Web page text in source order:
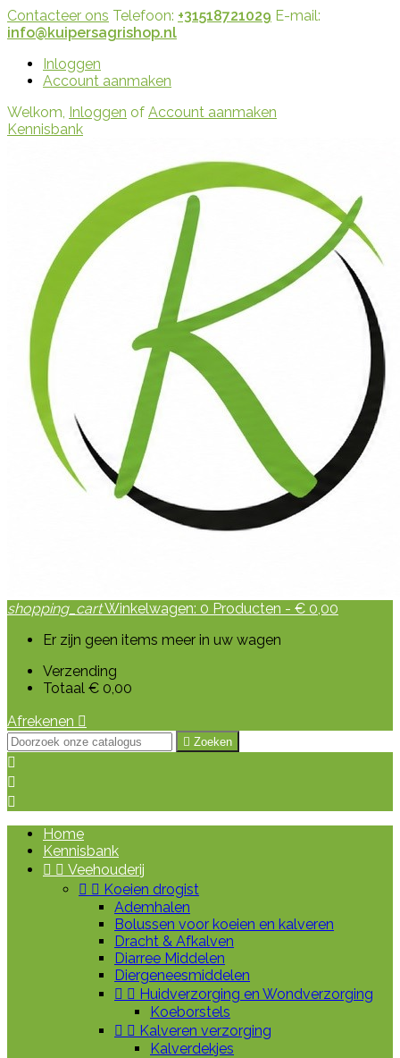
Contacteer ons Telefoon: +31518721029 E-mail:
info@kuipersagrishop.nl
Inloggen
Account aanmaken
Welkom, Inloggen of Account aanmaken
Kennisbank
shopping_cartWinkelwagen: 0 Producten - € 0,00
Er zijn geen items meer in uw wagen
Verzending
Totaal € 0,00
Afrekenen 
 Zoeken



Home
Kennisbank
  Veehouderij
  Koeien drogist
Ademhalen
Bolussen voor koeien en kalveren
Dracht & Afkalven
Diarree Middelen
Diergeneesmiddelen
  Huidverzorging en Wondverzorging
Koeborstels
  Kalveren verzorging
Kalverdekjes